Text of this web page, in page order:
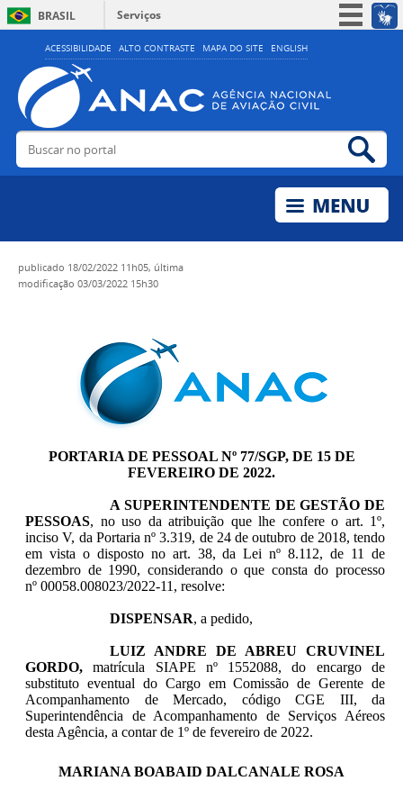
ACESSIBILIDADE ALTO CONTRASTE MAPA DO SITE ENGLISH
BRASIL
Serviços
Simplifique!
Acesso à informação
Legislação
Buscar no portal
publicado 18/02/2022 11h05, última
modificação 03/03/2022 15h30
PORTARIA DE PESSOAL Nº 77/SGP, DE 15 DE
FEVEREIRO DE 2022.
A SUPERINTENDENTE DE GESTÃO DE
PESSOAS, no uso da atribuição que lhe confere o art. 1º,
inciso V, da Portaria nº 3.319, de 24 de outubro de 2018, tendo
em vista o disposto no art. 38, da Lei nº 8.112, de 11 de
dezembro de 1990, considerando o que consta do processo
nº 00058.008023/2022-11, resolve:
DISPENSAR, a pedido,
LUIZ ANDRE DE ABREU CRUVINEL
GORDO​​,matrícula SIAPE nº 1552088, do encargo de
substituto eventual do Cargo em Comissão de Gerente de
Acompanhamento de Mercado, código CGE III, da
Superintendência de Acompanhamento de Serviços Aéreos
desta Agência, a contar de 1º de fevereiro de 2022.
MARIANA BOABAID DALCANALE ROSA